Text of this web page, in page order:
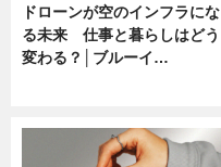
ドローンが空のインフラにな
る未来 仕事と暮らしはどう
変わる？│ブルーイ…